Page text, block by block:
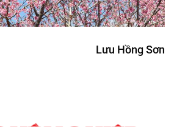
Lưu Hồng Sơn